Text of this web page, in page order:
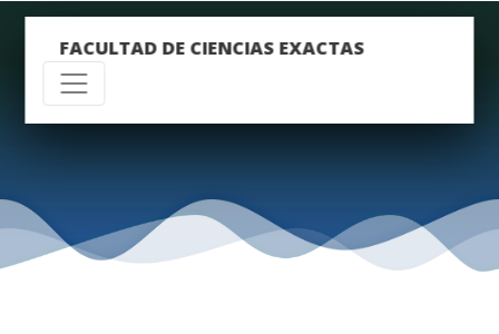
FACULTAD DE CIENCIAS EXACTAS